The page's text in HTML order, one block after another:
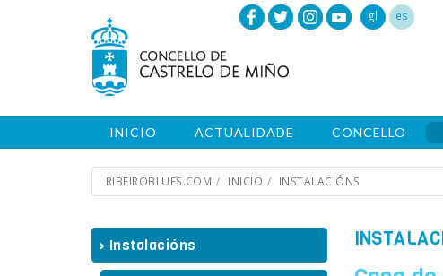
gl es
INICIO ACTUALIDADE CONCELLO
RIBEIROBLUES.COM INICIO INSTALACIÓNS
› Instalacións